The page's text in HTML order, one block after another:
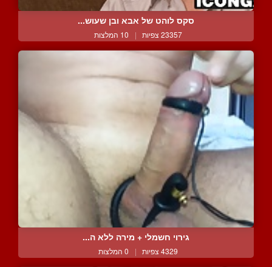
סקס לוהט של אבא ובן שעוש...
23357 צפיות | 10 המלצות
גירוי חשמלי + מירה ללא ה...
4329 צפיות | 0 המלצות